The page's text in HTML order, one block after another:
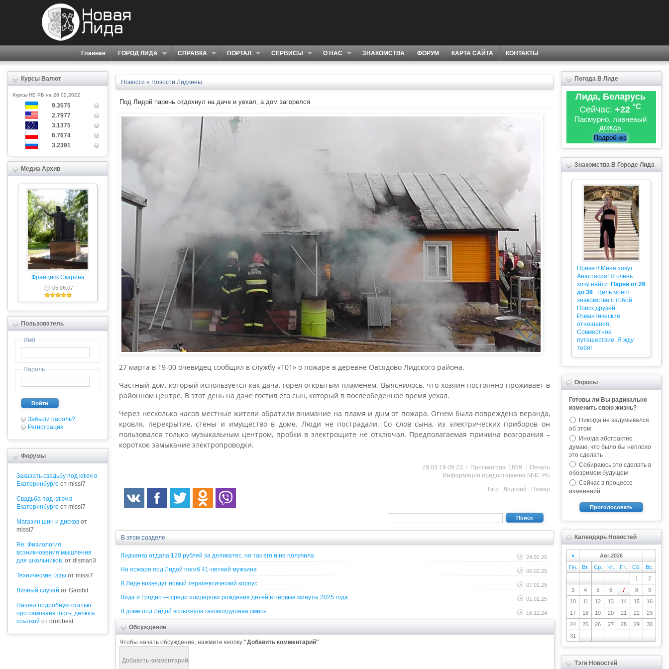
Главная ГОРОД ЛИДА СПРАВКА ПОРТАЛ СЕРВИСЫ О НАС ЗНАКОМСТВА ФОРУМ КАРТА САЙТА КОНТАКТЫ
Курсы Валют
Курсы НБ РБ на 26.02.2022
9.3575
2.7977
3.1375
6.7674
3.2391
Медиа Архив
Франциск Скарина
05.06.07
Пользователь
Имя
Пароль
Войти
Забыли пароль?
Регистрация
Форумы
Заказать свадьбу под ключ в
Екатеринбурге от missi7
Cвадьба под ключ в
Екатеринбурге от missi7
Магазин шин и дисков от
missi7
Re: Физиология
возникновения мышления
для школьников. от disman3
Технические газы от missi7
Личный случай от Gambit
Нашёл подробную статью
про самозанятость, делюсь
ссылкой от drobbest
Новости » Новости Лидчины
Под Лидой парень отдохнул на даче и уехал, а дом загорелся
27 марта в 19-00 очевидец сообщил в службу «101» о пожаре в деревне Овсядово Лидского района.
Частный дом, который используется как дача, горел открытым пламенем. Выяснилось, что хозяин постоянно проживает в
районном центре. В этот день на даче гостил его сын, который в послеобеденное время уехал.
Через несколько часов местные жители обратили внимание на пламя и дым от пожара. Огнем была повреждена веранда,
кровля, перекрытие, стены и имущество в доме. Люди не пострадали. Со слов сына, из электрических приборов он
пользовался только музыкальным центром, пробки в электрощите не отключал. Предполагаемая причина возгорания –
короткое замыкание электропроводки.
29.03.19 09:23 / Просмотров: 1659 / Печать
Информация предоставлена МЧС РБ
Тэги : Лидский Пожар
Поиск
В этом разделе:
24.02.25
Лидчанка отдала 120 рублей за деликатес, но так его и не получила
06.02.25
На пожаре под Лидой погиб 41-летний мужчина
07.01.25
В Лиде возведут новый терапевтический корпус
01.01.25
Лида и Гродно — среди «лидеров» рождения детей в первые минуты 2025 года
16.12.24
В доме под Лидой вспыхнула газовоздушная смесь
Обсуждение
Чтобы начать обсуждение, нажмите кнопку "Добавить комментарий"
Погода В Лиде
Лида, Беларусь
Сейчас: +22 °C
Пасмурно, ливневый
дождь
Подробнее
Знакомства В Городе Лида
Привет! Меня зовут
Анастасия! Я очень
хочу найти: Парня от 26
до 38 . Цель моего
знакомства с тобой:
Поиск друзей;
Романтические
отношения;
Совместное
путешествие. Я жду
тебя!
Опросы
Готовы ли Вы радикально
изменить свою жизнь?
Никогда не задумывался
об этом
Иногда абстрактно
думаю, что было бы неплохо
это сделать
Собираюсь это сделать в
обозримом будущем
Сейчас в процессе
изменений
Проголосовать
Календарь Новостей
«
Авг.2026
Пн.
Вт. Ср. Чт. Пт. Сб.
Вс.
1
2
3
4 5 6 7 8
9
10
11 12 13 14 15
16
17
18 19 20 21 22
23
24
25 26 27 28 29
30
31
Тэги Новостей